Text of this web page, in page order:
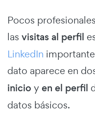
Pocos
las visitas al perfil
LinkedIn
dato aparece en
inicio yen el perfil
datos básicos.